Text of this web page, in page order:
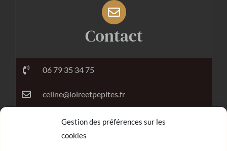
Gestion des préférences sur les
cookies
Contact
06 79 35 34 75
celine@loireetpepites.fr